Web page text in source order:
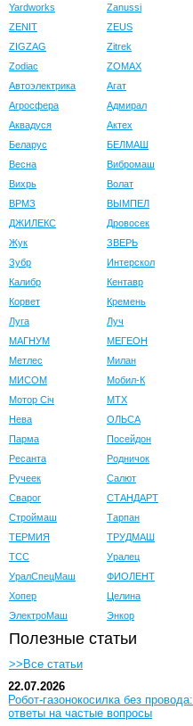
Yardworks
Zanussi
ZENIT
ZEUS
ZIGZAG
Zitrek
Zodiac
ZOMAX
Автоэлектрика
Агат
Агросфера
Адмирал
Аквадуся
Актех
Беларус
БЕЛМАШ
Весна
Вибромаш
Вихрь
Волат
ВРМЗ
ВЫМПЕЛ
ДЖИЛЕКС
Дровосек
Жук
ЗВЕРЬ
Зубр
Интерскол
Калибр
Кентавр
Корвет
Кремень
Луга
Луч
МАГНУМ
МЕГЕОН
Метлес
Милан
МИСОМ
Мобил-К
Мотор Сiч
МТХ
Нева
ОЛЬСА
Парма
Посейдон
Ресанта
Родничок
Ручеек
Салют
Сварог
СТАНДАРТ
Строймаш
Тарпан
ТЕРМИЯ
ТРУДМАШ
ТСС
Уралец
УралСпецМаш
ФИОЛЕНТ
Хопер
Целина
ЭлектроМаш
Энкор
Полезные статьи
>>Все статьи
22.07.2026
Робот-газонокосилка без провода:
ответы на частые вопросы